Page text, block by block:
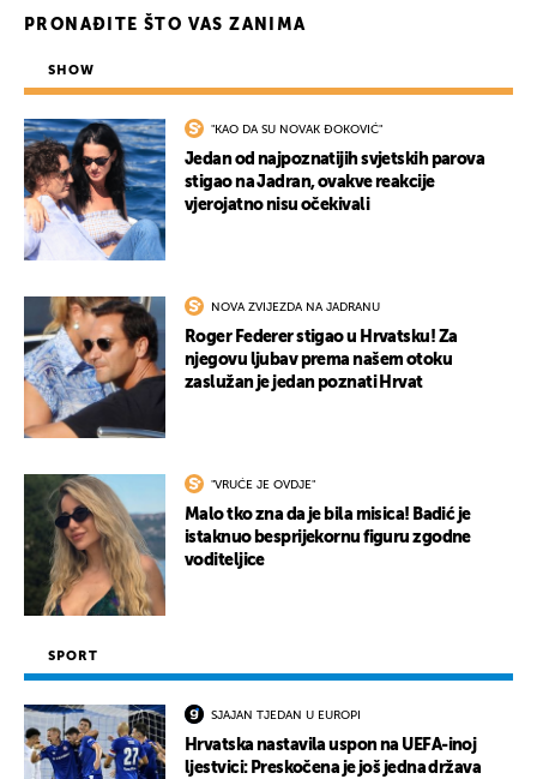
PRONAĐITE ŠTO VAS ZANIMA
SHOW
"KAO DA SU NOVAK ĐOKOVIĆ"
Jedan od najpoznatijih svjetskih parova
stigao na Jadran, ovakve reakcije
vjerojatno nisu očekivali
NOVA ZVIJEZDA NA JADRANU
Roger Federer stigao u Hrvatsku! Za
njegovu ljubav prema našem otoku
zaslužan je jedan poznati Hrvat
"VRUĆE JE OVDJE"
Malo tko zna da je bila misica! Badić je
istaknuo besprijekornu figuru zgodne
voditeljice
SPORT
SJAJAN TJEDAN U EUROPI
Hrvatska nastavila uspon na UEFA-inoj
ljestvici: Preskočena je još jedna država